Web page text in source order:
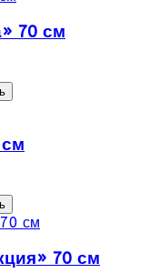
70 см
70 см